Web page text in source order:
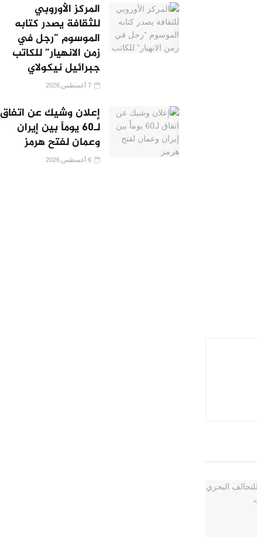
المركز الأوروبي
للثقافة يصدر كتابه
الموسوم “رجل في
زمن الانهيار” للكاتب
جبرائيل نيكولاي
إعلان وشيك عن اتفاق
لـ60 يوماً بين إيران
وعمان لفتح هرمز